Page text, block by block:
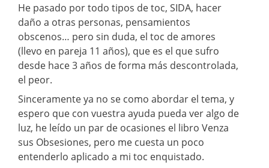
He pasado por todo tipos de toc, SIDA, hacer
daño a otras personas, pensamientos
obscenos… pero sin duda, el toc de amores
(llevo en pareja 11 años), que es el que sufro
desde hace 3 años de forma más descontrolada,
el peor.
Sinceramente ya no se como abordar el tema, y
espero que con vuestra ayuda pueda ver algo de
luz, he leído un par de ocasiones el libro Venza
sus Obsesiones, pero me cuesta un poco
entenderlo aplicado a mi toc enquistado.